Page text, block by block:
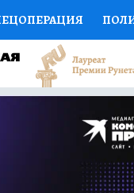
СПОРТ
ДОКТОР
ПРОГНОЗЫ НА СПОРТ